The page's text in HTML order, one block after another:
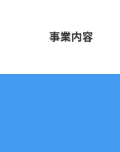
事業内容